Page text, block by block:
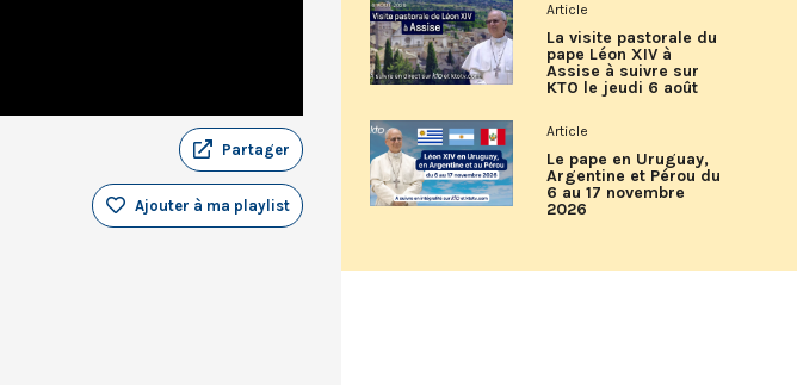
Partager
Ajouter à ma playlist
Article
La visite pastorale du
pape Léon XIV à
Assise à suivre sur
KTO le jeudi 6 août
Article
Le pape en Uruguay,
Argentine et Pérou du
6 au 17 novembre
2026